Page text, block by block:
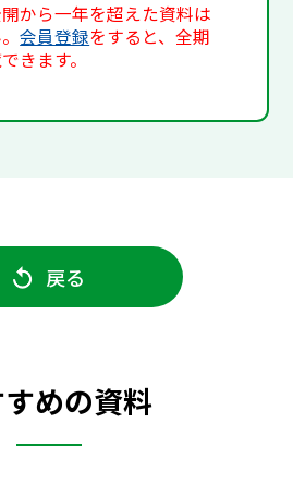
から一年を超えた資料は
会員登録をすると、全期
きます。
戻る
めの資料